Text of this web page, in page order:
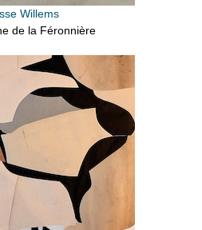
Willems
de la Féronnière